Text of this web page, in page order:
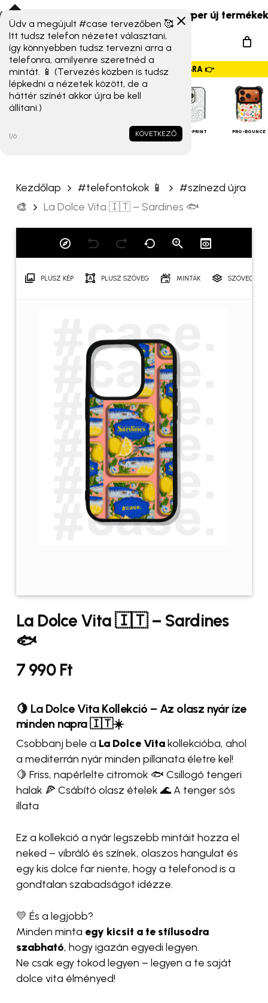
Skip
to
main
content
17T széria) érkeztek! ☀️ Szuper új termékek
search
Menu
GYORSMENÜ SZALAG – HÚZZ JOBBRA 👉
iPHONE
MAGSAFE FULL-PRINT PRO-BOUNCE
Kezdőlap #telefontokok 📱
#színezd újra
🎨
La Dolce Vita 🇮🇹 – Sardines 🐟
PLUSZ KÉP PLUSZ SZÖVEG MINTÁK
La Dolce Vita 🇮🇹 – Sardines
🐟
7 990 Ft
🍋 La Dolce Vita Kollekció – Az olasz nyár íze
minden napra 🇮🇹☀️
Csobbanj bele a La Dolce Vitakollekcióba, ahol
a mediterrán nyár minden pillanata életre kel!
🍋 Friss, napérlelte citromok 🐟 Csillogó tengeri
halak 🍕 Csábító olasz ételek 🌊 A tenger sós
illata
Ez a kollekció a nyár legszebb mintáit hozza el
neked – vibráló és színek, olaszos hangulat és
egy kis dolce far niente, hogy a telefonod is a
gondtalan szabadságot idézze.
💛 És a legjobb?
Minden minta egy kicsit a te stílusodra
szabható, hogy igazán egyedi legyen.
Ne csak egy tokod legyen – legyen a te saját
dolce vita élményed!
„La Dolce Vita 🇮🇹 –
Sardines 🐟” értékelése
elsőként
Az e-mail címet nem tesszük
A kötelező mezőket
karakterrel jelöltük
Értékelésed*
Név*
E-mail*
A nevem, e-mail címem, és
weboldalcímem mentése a
böngészőben a következő
hozzászólásomhoz.
Üdv a megújult #case tervezőben 🥰
Itt tudsz telefon nézetet választani,
így könnyebben tudsz tervezni arra a
telefonra, amilyenre szeretnéd a
mintát. 📱 (Tervezés közben is tudsz
lépkedni a nézetek között, de a
háttér színét akkor újra be kell
állítani.)
KÖVETKEZŐ
1/6